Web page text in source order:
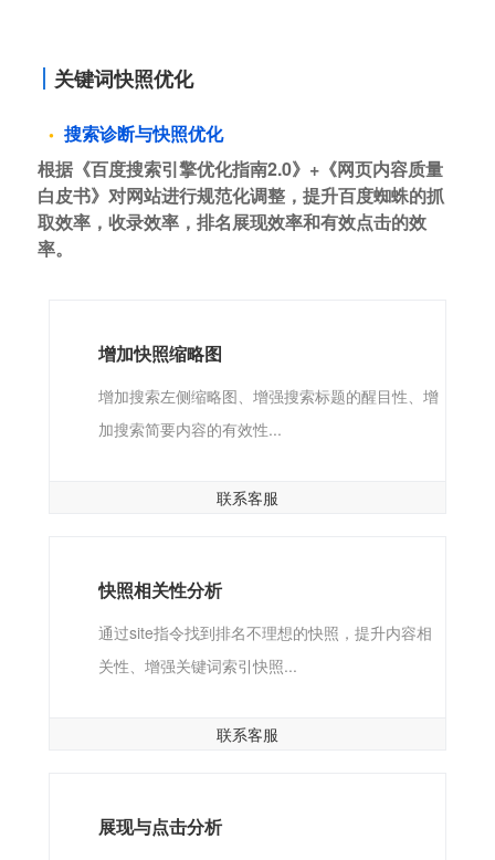
关键词快照优化
搜索诊断与快照优化
根据《百度搜索引擎优化指南2.0》+《网页内容质量
白皮书》对网站进行规范化调整，提升百度蜘蛛的抓
取效率，收录效率，排名展现效率和有效点击的效
率。
增加快照缩略图
增加搜索左侧缩略图、增强搜索标题的醒目性、增
加搜索简要内容的有效性...
联系客服
快照相关性分析
通过site指令找到排名不理想的快照，提升内容相
关性、增强关键词索引快照...
联系客服
展现与点击分析